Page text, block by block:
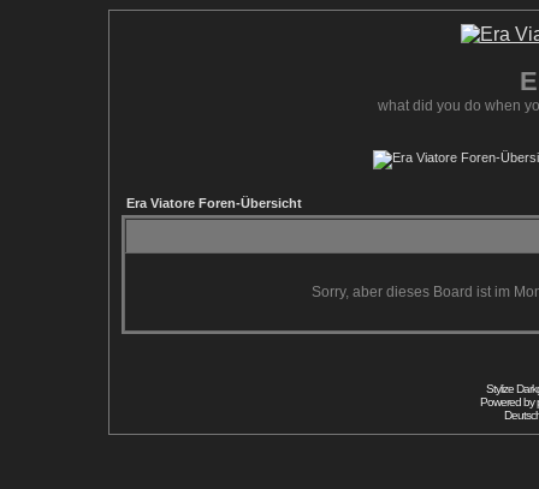
what did you do when
Era Viatore Foren-Übersicht
Sorry, aber dieses Board ist im
Stylize
Powered by